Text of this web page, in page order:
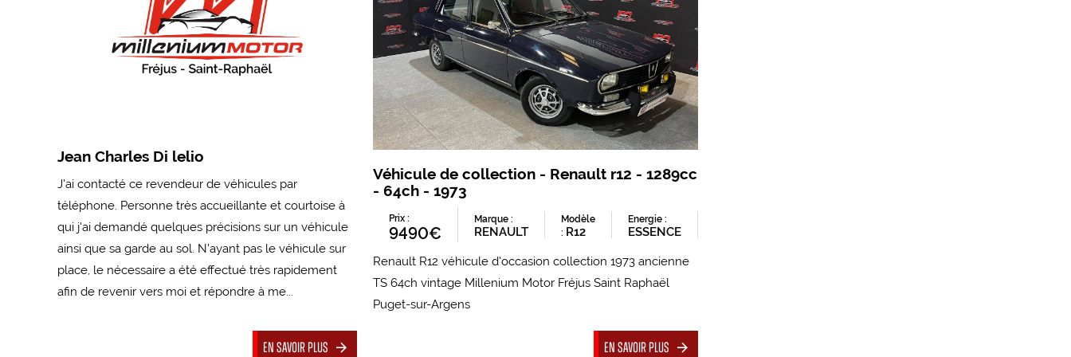
Jean Charles Di lelio
J'ai contacté ce revendeur de véhicules par
téléphone. Personne très accueillante et courtoise à
qui j'ai demandé quelques précisions sur un véhicule
ainsi que sa garde au sol. N'ayant pas le véhicule sur
place, le nécessaire a été effectué très rapidement
afin de revenir vers moi et répondre à me...
En savoir plus
Véhicule de collection - Renault r12 - 1289cc
- 64ch - 1973
Prix :
9490€
Marque :
RENAULT
Modèle
: R12
Energie :
ESSENCE
Renault R12 véhicule d'occasion collection 1973 ancienne
TS 64ch vintage Millenium Motor Fréjus Saint Raphaël
Puget-sur-Argens
En savoir plus